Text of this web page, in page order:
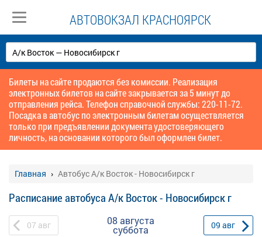
АВТОВОКЗАЛ КРАСНОЯРСК
Билеты на сайте продаются без комиссии. Реализация
электронных билетов на сайте закрывается за 5 минут до
отправления рейса. Телефон справочной службы: 220-11-72.
Посадка в автобус по электронным билетам осуществляется
только при предъявлении документа удостоверяющего
личность, на основании которого был оформлен билет.
Главная Автобус А/к Восток - Новосибирск г
Расписание автобуса А/к Восток - Новосибирск г
07 авг 08 августа
суббота 09 авг